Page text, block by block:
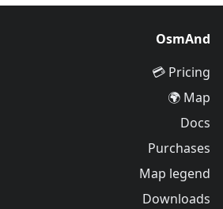
OsmAnd
Pricing 💳
Map 🌍
Docs
Purchases
Map legend
Downloads